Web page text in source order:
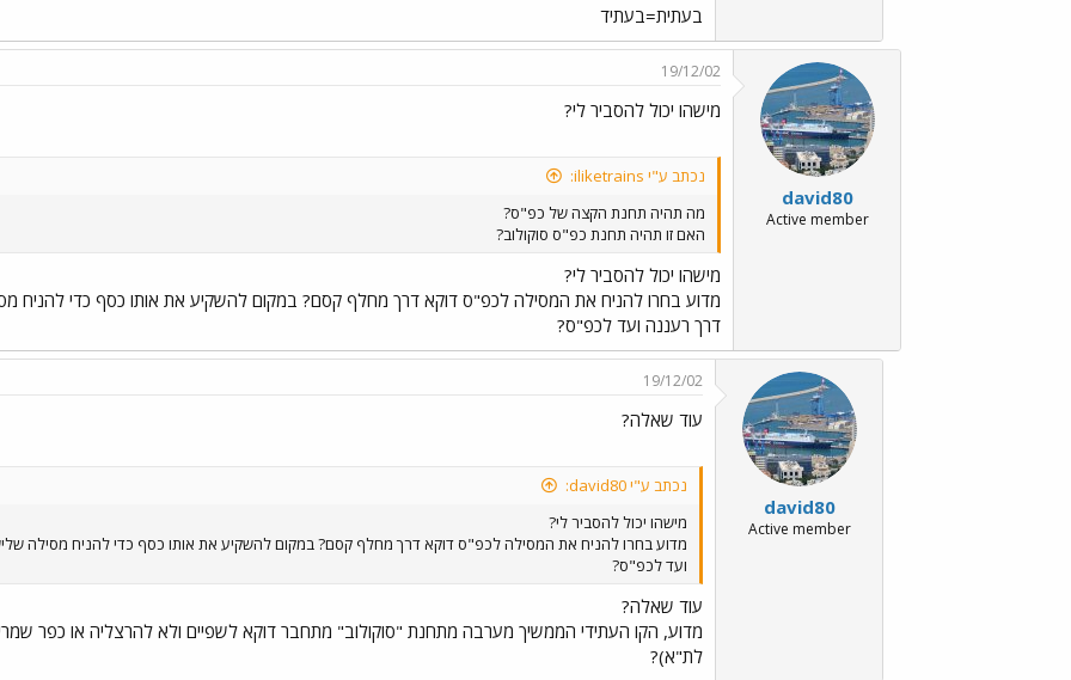
בעתית=בעתיד
david80
Active member
19/12/02
מישהו יכול להסביר לי?
נכתב ע"י iliketrains:
מה תהיה תחנת הקצה של כפ"ס?
האם זו תהיה תחנת כפ"ס סוקולוב?
מישהו יכול להסביר לי?
מדוע בחרו להניח את המסילה לכפ"ס דוקא דרך מחלף קסם? במקום להשקיע את אותו כסף כדי להניח
דרך רעננה ועד לכפ"ס?
david80
Active member
19/12/02
עוד שאלה?
נכתב ע"י david80:
מישהו יכול להסביר לי?
מדוע בחרו להניח את המסילה לכפ"ס דוקא דרך מחלף קסם? במקום להשקיע את אותו כסף כדי להניח מסילה
ועד לכפ"ס?
עוד שאלה?
מדוע, הקו העתידי הממשיך מערבה מתחנת "סוקולוב" מתחבר דוקא לשפיים ולא להרצליה או כפר
לת"א)?